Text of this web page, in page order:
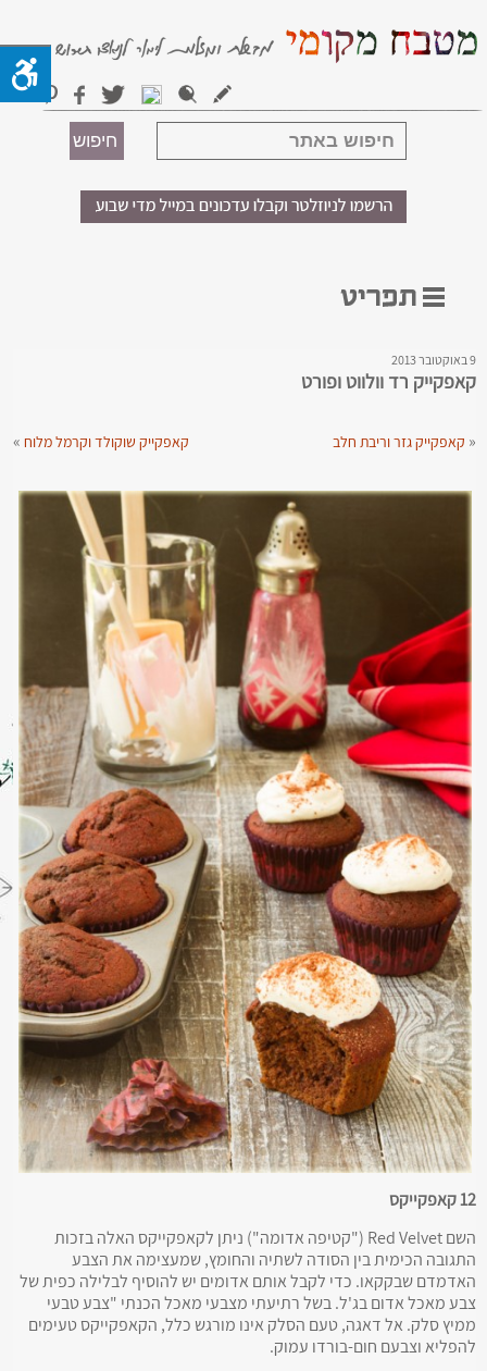
9 באוקטובר 2013
קאפקייק רד וולווט ופורט
« קאפקייק גזר וריבת חלב קאפקייק שוקולד וקרמל מלוח»
12 קאפקייקס
השם Red Velvet ("קטיפה אדומה") ניתן לקאפקייקס האלה בזכות
התגובה הכימית בין הסודה לשתיה והחומץ, שמעצימה את הצבע
האדמדם שבקקאו. כדי לקבל אותם אדומים יש להוסיף לבלילה כפית של
צבע מאכל אדום בג'ל. בשל רתיעתי מצבעי מאכל הכנתי "צבע טבעי
ממיץ סלק. אל דאגה, טעם הסלק אינו מורגש כלל, הקאפקייקס טעימים
להפליא וצבעם חום-בורדו עמוק.